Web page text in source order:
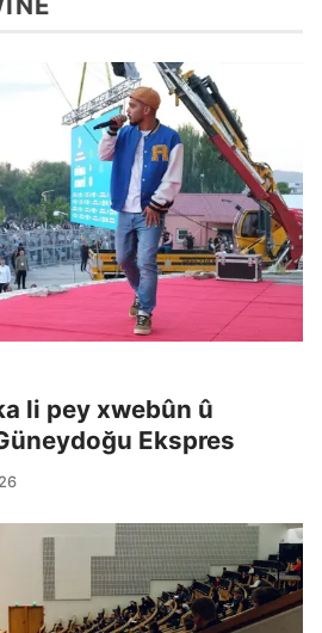
li pey xwebûn û
Ekspres